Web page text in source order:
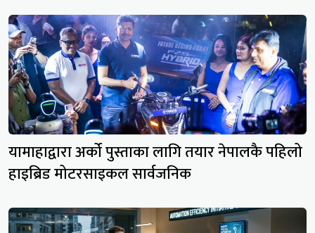
यामाहाद्वारा अर्को पुस्ताका लागि तयार नेपालकै पहिलो
हाइब्रिड मोटरसाइकल सार्वजनिक